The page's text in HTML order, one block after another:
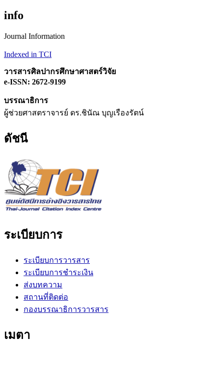
info
Journal Information
Indexed in TCI
วารสารศิลปากรศึกษาศาสตร์วิจัย
e-ISSN: 2672-9199
บรรณาธิการ
ผู้ช่วยศาสตราจารย์ ดร.ชินัณ บุญเรืองรัตน์
ดัชนี
ระเบียบการ
ระเบียบการวารสาร
ระเบียบการชำระเงิน
ส่งบทความ
สถานที่ติดต่อ
กองบรรณาธิการวารสาร
เมตา